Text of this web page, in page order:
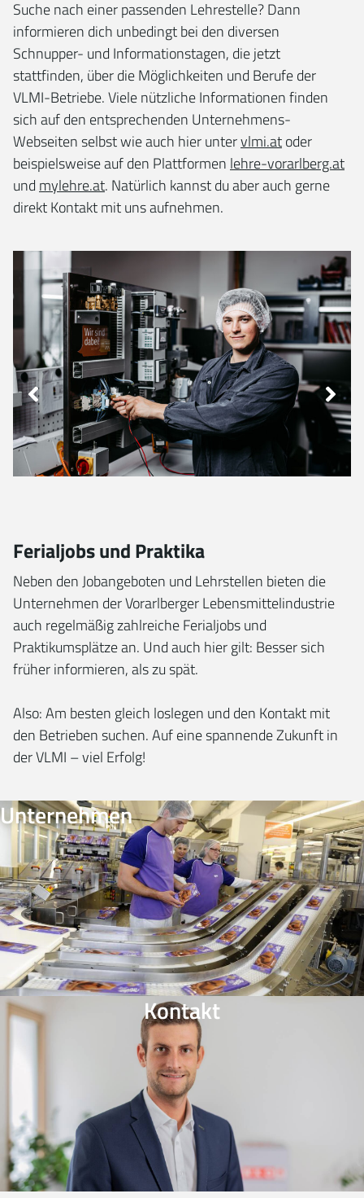
Suche nach einer passenden Lehrestelle? Dann
informieren dich unbedingt bei den diversen
Schnupper- und Informationstagen, die jetzt
stattfinden, über die Möglichkeiten und Berufe der
VLMI-Betriebe. Viele nützliche Informationen finden
sich auf den entsprechenden Unternehmens-
Webseiten selbst wie auch hier untervlmi.atoder
beispielsweise auf den Plattformen lehre-vorarlberg.at
und mylehre.at. Natürlich kannst du aber auch gerne
direkt Kontakt mit uns aufnehmen.
Ferialjobs und Praktika
Neben den Jobangeboten und Lehrstellen bieten die
Unternehmen der Vorarlberger Lebensmittelindustrie
auch regelmäßig zahlreiche Ferialjobs und
Praktikumsplätze an. Und auch hier gilt: Besser sich
früher informieren, als zu spät.
Also: Am besten gleich loslegen und den Kontakt mit
den Betrieben suchen. Auf eine spannende Zukunft in
der VLMI – viel Erfolg!
Unternehmen
Kontakt